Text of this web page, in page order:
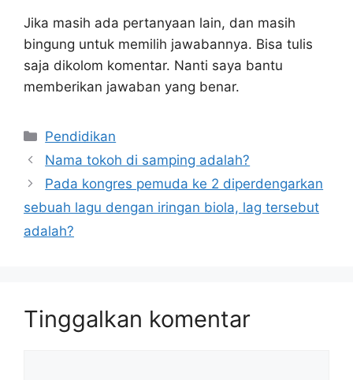
Jika masih ada pertanyaan lain, dan masih
bingung untuk memilih jawabannya. Bisa tulis
saja dikolom komentar. Nanti saya bantu
memberikan jawaban yang benar.
Kategori
Pendidikan
Nama tokoh di samping adalah?
Pada kongres pemuda ke 2 diperdengarkan
sebuah lagu dengan iringan biola, lag tersebut
adalah?
Tinggalkan komentar